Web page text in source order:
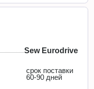
Sew Eurodrive
срок поставки
60-90 дней